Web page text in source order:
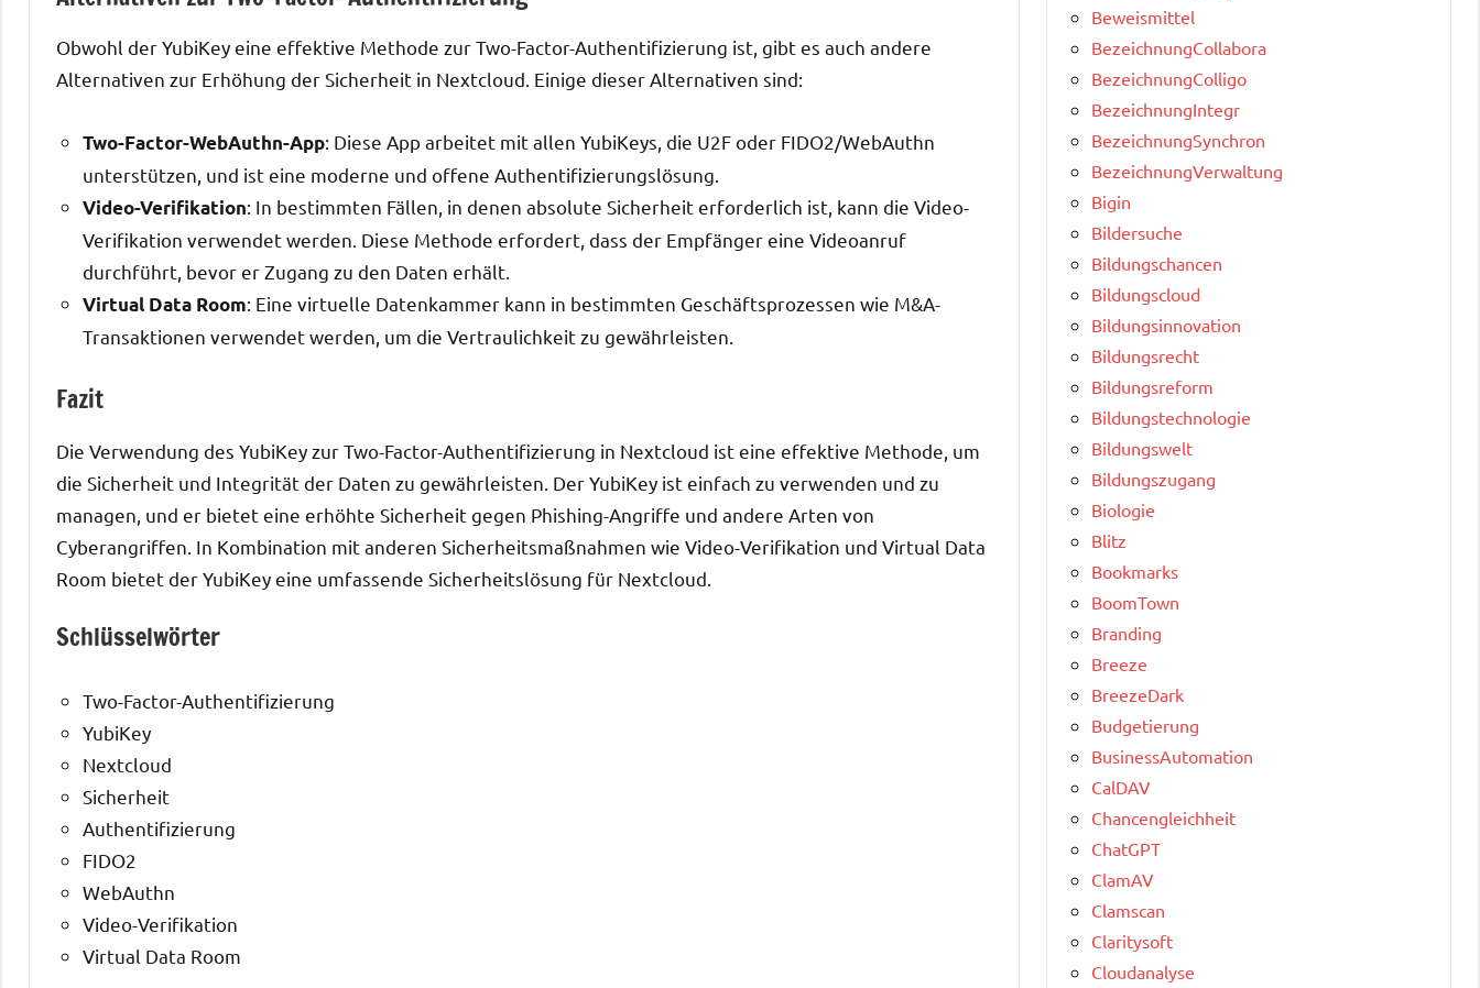
Obwohl der YubiKey eine effektive Methode zur Two-Factor-Authentifizierung ist, gibt es auch andere
Alternativen zur Erhöhung der Sicherheit in Nextcloud. Einige dieser Alternativen sind:
Two-Factor-WebAuthn-App: Diese App arbeitet mit allen YubiKeys, die U2F oder FIDO2/WebAuthn
unterstützen, und ist eine moderne und offene Authentifizierungslösung.
Video-Verifikation: In bestimmten Fällen, in denen absolute Sicherheit erforderlich ist, kann die Video-
Verifikation verwendet werden. Diese Methode erfordert, dass der Empfänger eine Videoanruf
durchführt, bevor er Zugang zu den Daten erhält.
Virtual Data Room: Eine virtuelle Datenkammer kann in bestimmten Geschäftsprozessen wie M&A-
Transaktionen verwendet werden, um die Vertraulichkeit zu gewährleisten.
Fazit
Die Verwendung des YubiKey zur Two-Factor-Authentifizierung in Nextcloud ist eine effektive Methode, um
die Sicherheit und Integrität der Daten zu gewährleisten. Der YubiKey ist einfach zu verwenden und zu
managen, und er bietet eine erhöhte Sicherheit gegen Phishing-Angriffe und andere Arten von
Cyberangriffen. In Kombination mit anderen Sicherheitsmaßnahmen wie Video-Verifikation und Virtual Data
Room bietet der YubiKey eine umfassende Sicherheitslösung für Nextcloud.
Schlüsselwörter
Two-Factor-Authentifizierung
YubiKey
Nextcloud
Sicherheit
Authentifizierung
FIDO2
WebAuthn
Video-Verifikation
Virtual Data Room
Beweismittel
BezeichnungCollabora
BezeichnungColligo
BezeichnungIntegr
BezeichnungSynchron
BezeichnungVerwaltung
Bigin
Bildersuche
Bildungschancen
Bildungscloud
Bildungsinnovation
Bildungsrecht
Bildungsreform
Bildungstechnologie
Bildungswelt
Bildungszugang
Biologie
Blitz
Bookmarks
BoomTown
Branding
Breeze
BreezeDark
Budgetierung
BusinessAutomation
CalDAV
Chancengleichheit
ChatGPT
ClamAV
Clamscan
Claritysoft
Cloudanalyse